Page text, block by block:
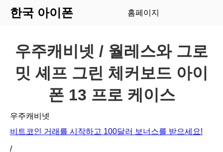
한국 아이폰 홈페이지
우주캐비넷 / 월레스와 그로
밋 셰프 그린 체커보드 아이
폰 13 프로 케이스
우주캐비넷
비트코인 거래를 시작하고 100달러 보너스를 받으세요!
/